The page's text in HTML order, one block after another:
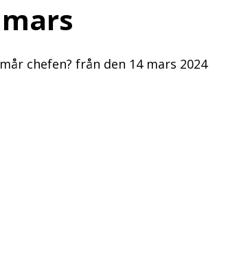
chefen? från den 14 mars 2024